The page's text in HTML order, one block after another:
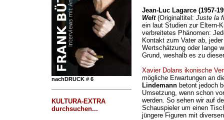
nachDRUCK # 6
KULTURA-EXTRA
durchsuchen...
Jean-Luc Lagarce (1957-
Welt(Originaltitel: Juste la
ein laut Studien zur Eltern-
verbreitetes Phänomen:
Kontakt zum Vater ab,
Wertschätzung oder lange
Grund, weshalb es zu
Xavier Dolans ikonische
mögliche Erwartungen an
Lindemannbetont jedoch
Umsetzung, wenn schon
werden. So sehen wir auf
Schauspieler um einen
jüngere Figuren mit